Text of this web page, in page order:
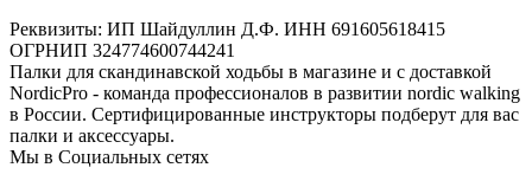
Реквизиты: ИП Шайдуллин Д.Ф. ИНН 691605618415
ОГРНИП 324774600744241
Палки для скандинавской ходьбы в магазине и с доставкой
NordicPro - команда профессионалов в развитии nordic walking
в России. Сертифицированные инструкторы подберут для вас
палки и аксессуары.
Мы в Социальных сетях